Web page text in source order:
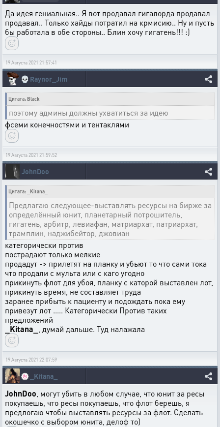
Да идея гениальная.. Я вот продавал гигалорда продавал
продавал.. Только хайды потратил на крмисию.. Ну и пусть
бы работала в обе стороны.. Блин хочу гигатень!!! :)
19 Августа 2021 21:57:41
💀 Raynor_Jim
Цитата: Black
поэтому админы должны ухватиться за идею
фсеми конечностями и тентаклями
19 Августа 2021 21:59:52
JohnDoo
Цитата: _Kitana_
Предлагаю следующее-выставлять ресурсы на бирже за
определённый юнит, планетарный потрошитель,
гигатень, арбитр, левиафан, матриархат, патриархат,
трамплин, наджибейтор, джовиан
категорически против
пострадают только мелкие
продадут -> прилетят на планку и убьют то что сами тока
что продали с мульта или с каго угодно
прикинуть флот для убоя, планку с каторой выставлен лот,
прикинуть время, не составляет труда
заранее прибыть к пациенту и подождать пока ему
привезут лот ..... Категорически Против таких
предложений
_Kitana_
, думай дальше. Туд налажала
19 Августа 2021 22:07:59
🍥 _Kitana_
JohnDoo , могут убить в любом случае, что юнит за ресы
покупаешь, что ресы покупаешь, что флот берешь, я
предлогаю чтобы выставлять ресурсы за флот. Сделать
окошечко с выбором юнита, делоф то)